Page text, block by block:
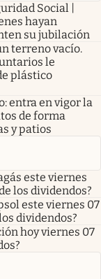
Social |
hayan
su jubilación
terreno vacío.
le
plástico
entra en vigor la
de forma
y patios
este viernes
los dividendos?
este viernes 07
dividendos?
hoy viernes 07